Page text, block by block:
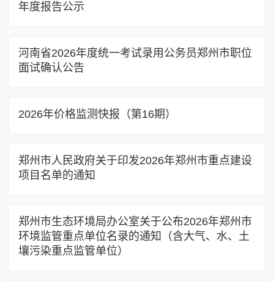
年度报告公示
河南省2026年度统一考试录用公务员郑州市职位
面试确认公告
2026年价格监测快报（第16期）
郑州市人民政府关于印发2026年郑州市重点建设
项目名单的通知
郑州市生态环境局办公室关于公布2026年郑州市
环境监管重点单位名录的通知（含大气、水、土
壤污染重点监管单位）